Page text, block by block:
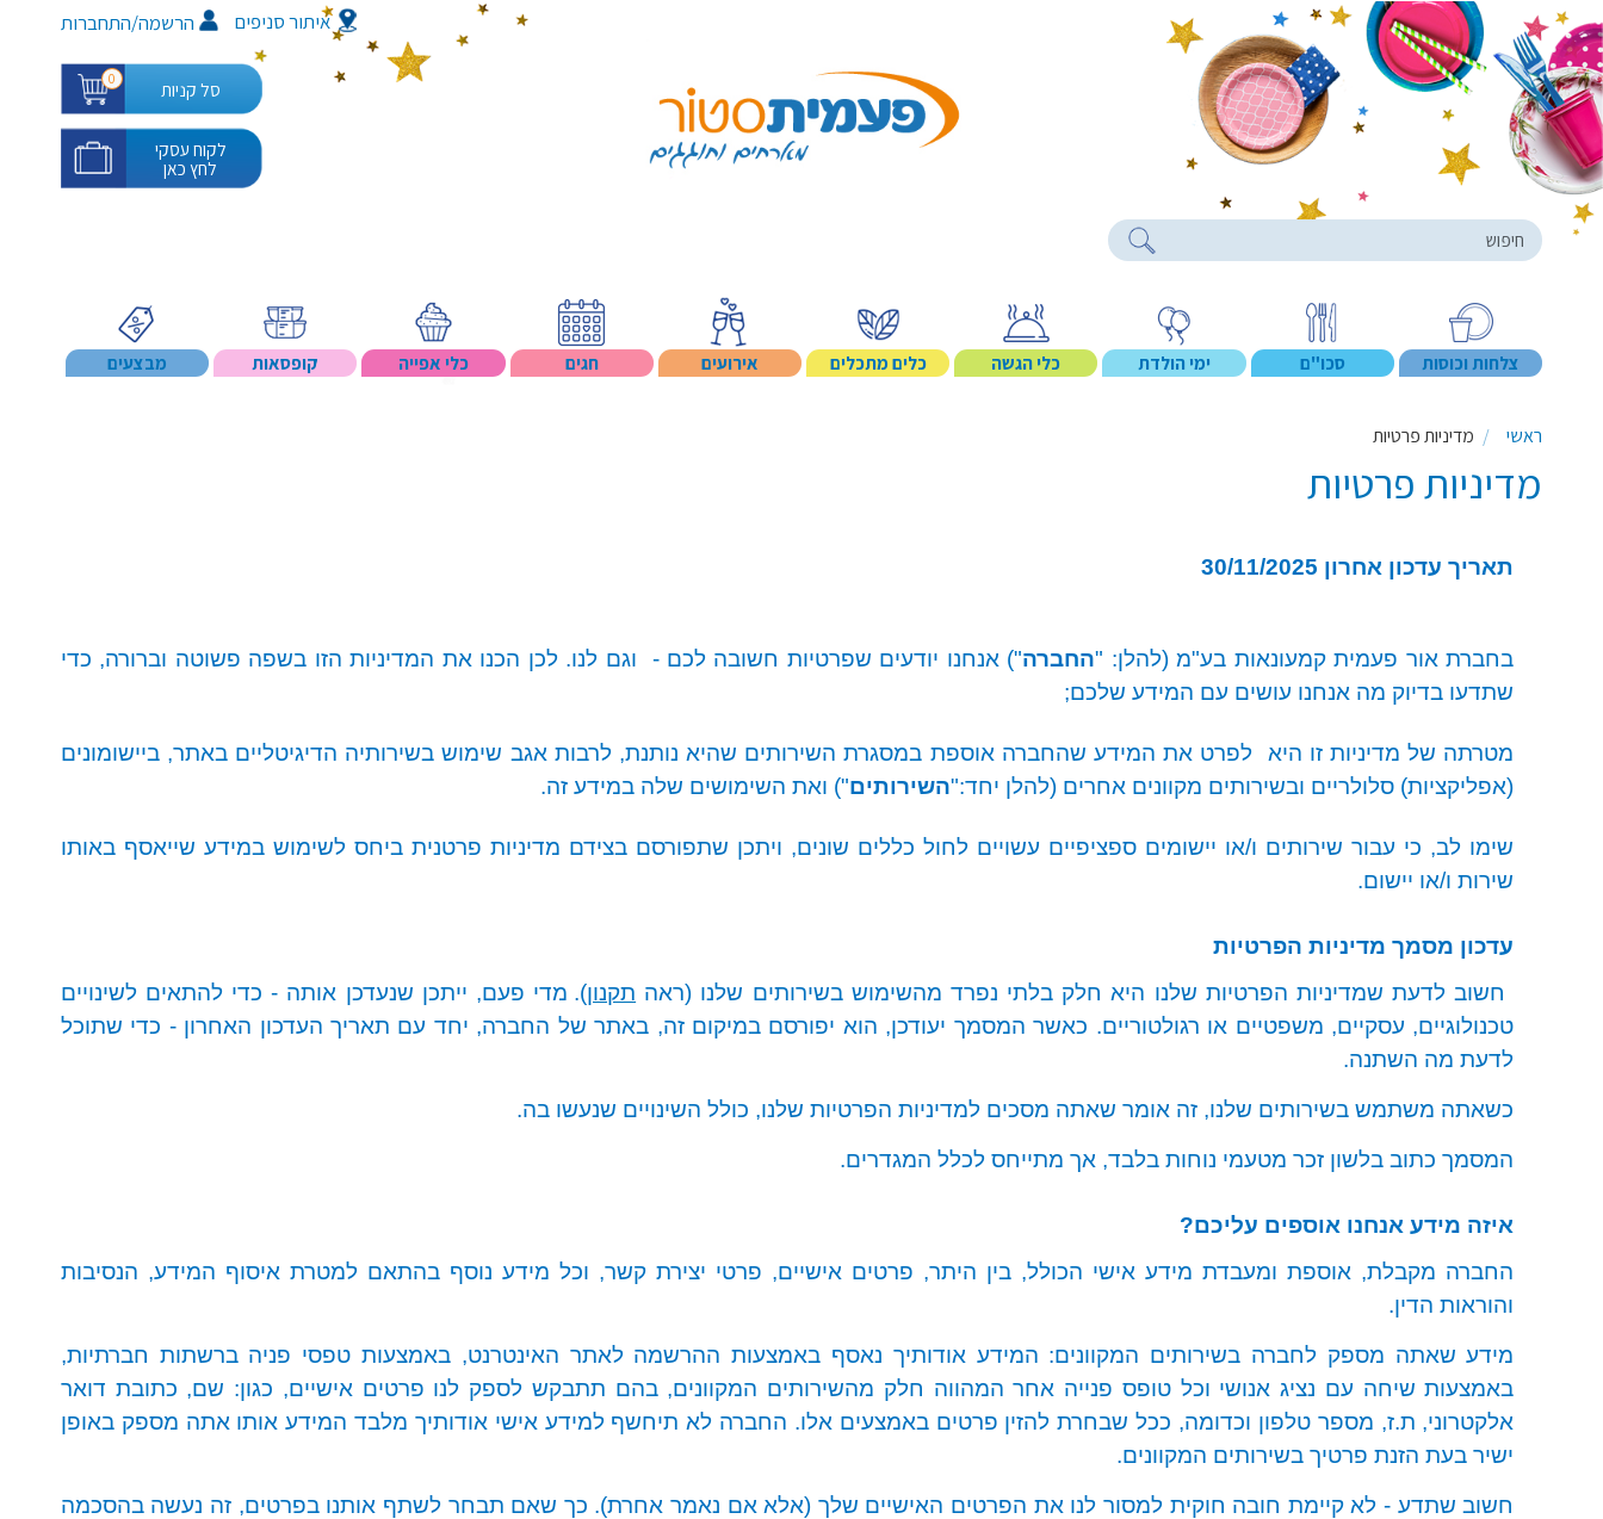
איתור סניפים הרשמה/התחברות
סל קניות 0
לקוח עסקי
לחץ כאן
Search products
צלחות וכוסות סכו"ם ימי הולדת כלי הגשה כלים מתכלים אירועים חגים כלי אפייה קופסאות מבצעים
ראשי מדיניות פרטיות
מדיניות פרטיות
תאריך עדכון אחרון 30/11/2025
בחברת אור פעמית קמעונאות בע"מ (להלן: "החברה") אנחנו יודעים שפרטיות חשובה לכם -
וגם לנו. לכן הכנו את המדיניות הזו בשפה פשוטה וברורה, כדי
שתדעו בדיוק מה אנחנו עושים עם המידע שלכם;
מטרתה של מדיניות זו היא
לפרט את המידע שהחברה אוספת במסגרת השירותים שהיא נותנת, לרבות אגב שימוש בשירותיה הדיגיטליים באתר, ביישומונים
(אפליקציות) סלולריים ובשירותים מקוונים אחרים (להלן יחד:"השירותים") ואת השימושים שלה במידע זה.
שימו לב, כי עבור שירותים ו/או יישומים ספציפיים עשויים לחול כללים שונים, ויתכן שתפורסם בצידם מדיניות פרטנית ביחס לשימוש במידע שייאסף באותו
שירות ו/או יישום.
עדכון מסמך מדיניות הפרטיות
חשוב לדעת שמדיניות הפרטיות שלנו היא חלק בלתי נפרד מהשימוש בשירותים שלנו (ראה תקנון). מדי פעם, ייתכן שנעדכן אותה - כדי להתאים לשינויים
טכנולוגיים, עסקיים, משפטיים או רגולטוריים. כאשר המסמך יעודכן, הוא יפורסם במיקום זה, באתר של החברה, יחד עם תאריך העדכון האחרון - כדי שתוכל
לדעת מה השתנה.
כשאתה משתמש בשירותים שלנו, זה אומר שאתה מסכים למדיניות הפרטיות שלנו, כולל השינויים שנעשו בה.
המסמך כתוב בלשון זכר מטעמי נוחות בלבד, אך מתייחס לכלל המגדרים.
איזה מידע אנחנו אוספים עליכם?
החברה מקבלת, אוספת ומעבדת מידע אישי הכולל, בין היתר, פרטים אישיים, פרטי יצירת קשר, וכל מידע נוסף בהתאם למטרת איסוף המידע, הנסיבות
והוראות הדין.
מידע שאתה מספק לחברה בשירותים המקוונים: המידע אודותיך נאסף באמצעות ההרשמה לאתר האינטרנט, באמצעות טפסי פניה ברשתות חברתיות,
באמצעות שיחה עם נציג אנושי וכל טופס פנייה אחר המהווה חלק מהשירותים המקוונים, בהם תתבקש לספק לנו פרטים אישיים, כגון: שם, כתובת דואר
אלקטרוני, ת.ז, מספר טלפון וכדומה, ככל שבחרת להזין פרטים באמצעים אלו. החברה לא תיחשף למידע אישי אודותיך מלבד המידע אותו אתה מספק באופן
ישיר בעת הזנת פרטיך בשירותים המקוונים.
חשוב שתדע - לא קיימת חובה חוקית למסור לנו את הפרטים האישיים שלך (אלא אם נאמר אחרת). כך שאם תבחר לשתף אותנו בפרטים, זה נעשה בהסכמה